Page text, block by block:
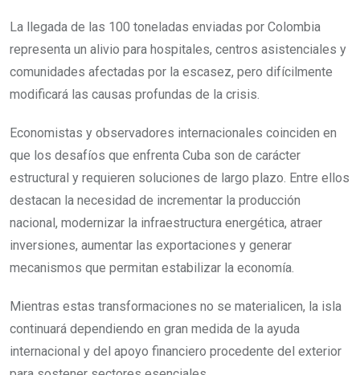
La llegada de las 100 toneladas enviadas por Colombia
representa un alivio para hospitales, centros asistenciales y
comunidades afectadas por la escasez, pero difícilmente
modificará las causas profundas de la crisis.
Economistas y observadores internacionales coinciden en
que los desafíos que enfrenta Cuba son de carácter
estructural y requieren soluciones de largo plazo. Entre ellos
destacan la necesidad de incrementar la producción
nacional, modernizar la infraestructura energética, atraer
inversiones, aumentar las exportaciones y generar
mecanismos que permitan estabilizar la economía.
Mientras estas transformaciones no se materialicen, la isla
continuará dependiendo en gran medida de la ayuda
internacional y del apoyo financiero procedente del exterior